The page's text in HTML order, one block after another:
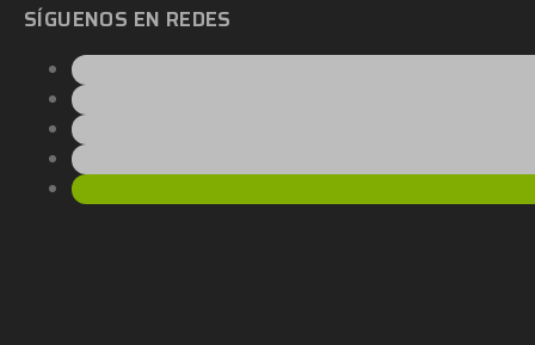
SÍGUENOS EN REDES